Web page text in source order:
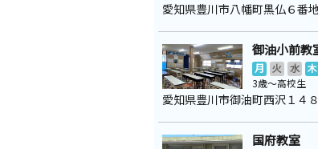
愛知県豊川市八幡町黒仏６番
御油小前教
月 火 水 木
3歳～高校生
愛知県豊川市御油町西沢１４
国府教室